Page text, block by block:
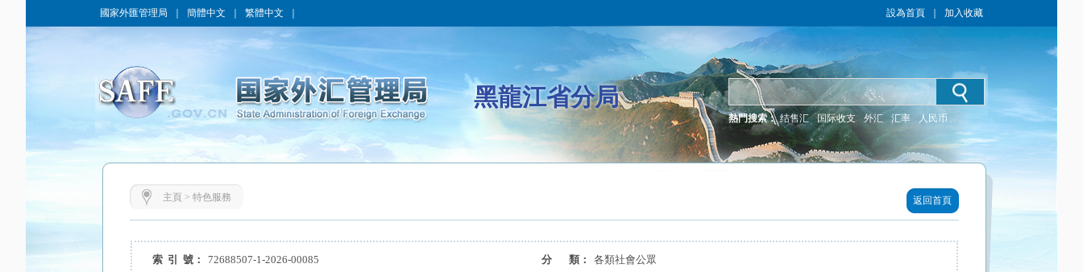
國家外匯管理局 簡體中文 繁體中文 設為首頁 加入收藏
黑龍江省分局
熱門搜索： 结售汇 国际收支 外汇 汇率 人民币
主頁 > 特色服務 返回首頁
索 引 號： 72688507-1-2026-00085 分 類：
各類社會公眾